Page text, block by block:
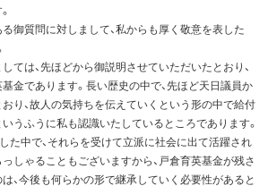
御質問に対しまして、私からも厚く敬意を表した
ては、先ほどから御説明させていただいたとおり、
金であります。長い歴史の中で、先ほど天日議員か
り、故人の気持ちを伝えていくという形の中で給付
うふうに私も認識いたしているところであります。
た中で、それらを受けて立派に社会に出て活躍され
しゃることもございますから、戸倉育英基金が残さ
、今後も何らかの形で継承していく必要性があると